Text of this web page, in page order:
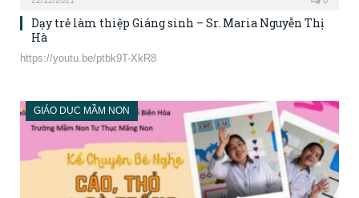
Dạy trẻ làm thiệp Giáng sinh – Sr. Maria Nguyễn Thị
Hà
https://youtu.be/ptbk9T-XkR8
GIÁO DỤC MẦM NON